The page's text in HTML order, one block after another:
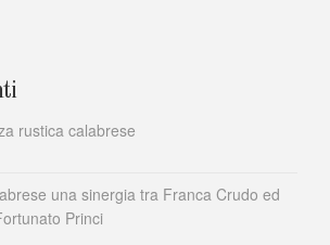
rustica calabrese
una sinergia tra Franca Crudo ed
Princi